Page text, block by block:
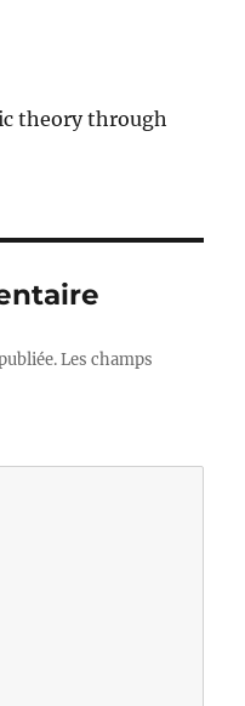
theory through
Les champs